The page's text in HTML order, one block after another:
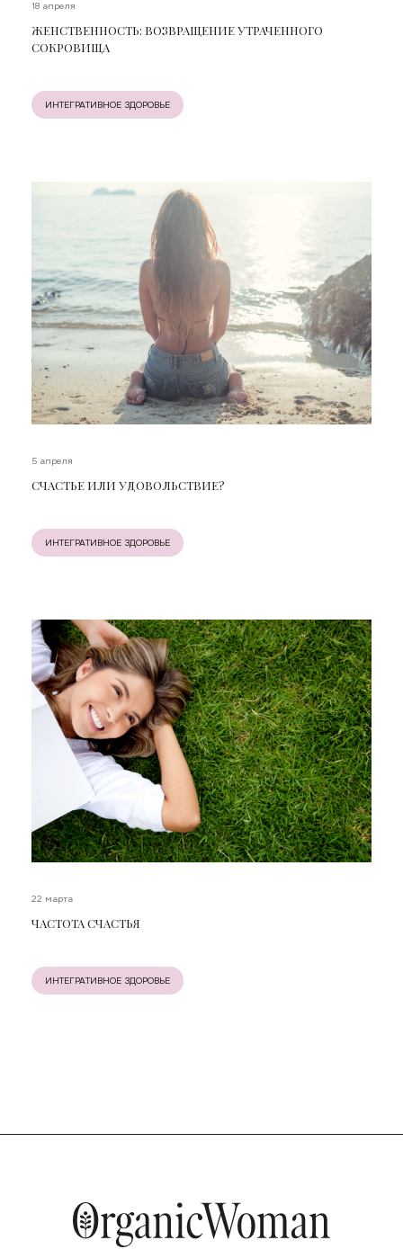
18 апреля
ЖЕНСТВЕННОСТЬ: ВОЗВРАЩЕНИЕ УТРАЧЕННОГО
СОКРОВИЩА
ИНТЕГРАТИВНОЕ ЗДОРОВЬЕ
5 апреля
СЧАСТЬЕ ИЛИ УДОВОЛЬСТВИЕ?
ИНТЕГРАТИВНОЕ ЗДОРОВЬЕ
22 марта
ЧАСТОТА СЧАСТЬЯ
ИНТЕГРАТИВНОЕ ЗДОРОВЬЕ